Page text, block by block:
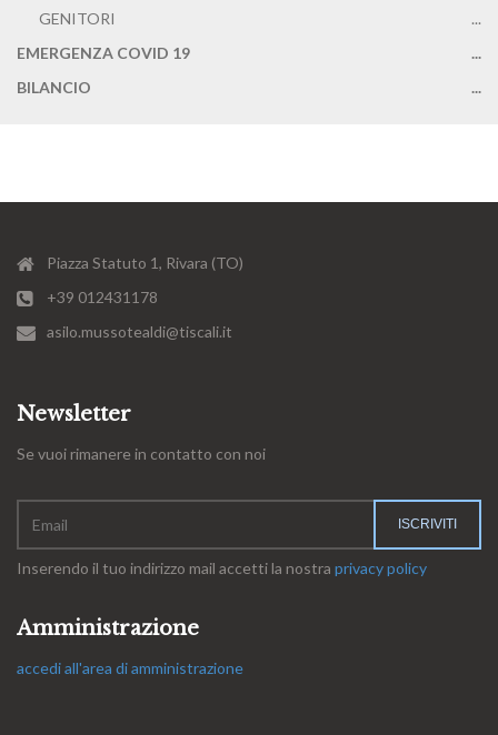
GENITORI
...
EMERGENZA COVID 19
...
BILANCIO
...
Piazza Statuto 1, Rivara (TO)
+39 012431178
asilo.mussotealdi@tiscali.it
Newsletter
Se vuoi rimanere in contatto con noi
Inserendo il tuo indirizzo mail accetti la nostra privacy policy
Amministrazione
accedi all'area di amministrazione